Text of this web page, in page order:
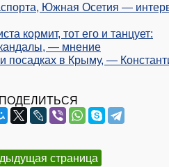
Южная Осетия —
кормит, тот его и танцует:
— мнение
посадках в Крыму, —
ПОДЕЛИТЬСЯ
страница